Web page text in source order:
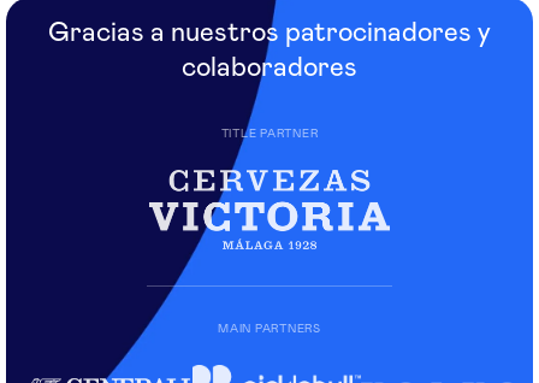
Gracias a nuestros patrocinadores y
colaboradores
TITLE PARTNER
MAIN PARTNERS